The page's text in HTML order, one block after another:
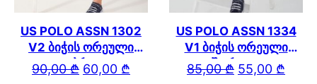
US POLO ASSN 1302
V2 ბიჭის ორეული
კაპრით
90,00₾ Original price was: 90,00 ₾.
60,00 ₾
Current price is: 60,00 ₾.
US POLO ASSN 1334
V1 ბიჭის ორეული
შორტით
85,00₾ Original price
55,00 ₾
Current price is: